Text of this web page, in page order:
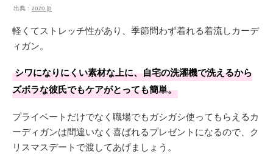
出典： zozo.jp
軽くてストレッチ性があり、季節問わず着れる着流しカーデ
ィガン。
シワになりにくい素材な上に、自宅の洗濯機で洗えるから
ズボラな彼氏でもケアがとっても簡単。
プライベートだけでなく職場でもガシガシ使ってもらえるカ
ーディガンは間違いなく喜ばれるプレゼントになるので、ク
リスマスデートで渡してあげましょう。